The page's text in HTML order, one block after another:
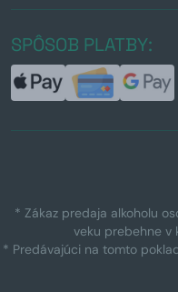
SPÔSOB PLATBY:
* Zákaz predaja alkoholu
veku prebehne v
* Predávajúci na tomto